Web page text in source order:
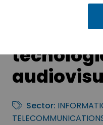
LADAT –
Sector: